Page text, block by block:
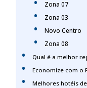
Zona 07
Zona 03
Novo Centro
Zona 08
Qual é a melhor
Economize com o
Melhores hotéis